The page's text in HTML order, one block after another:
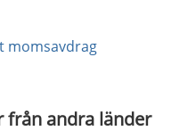
momsavdrag
från andra länder